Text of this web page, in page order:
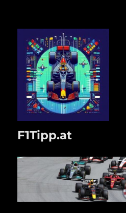
F1Tipp.at